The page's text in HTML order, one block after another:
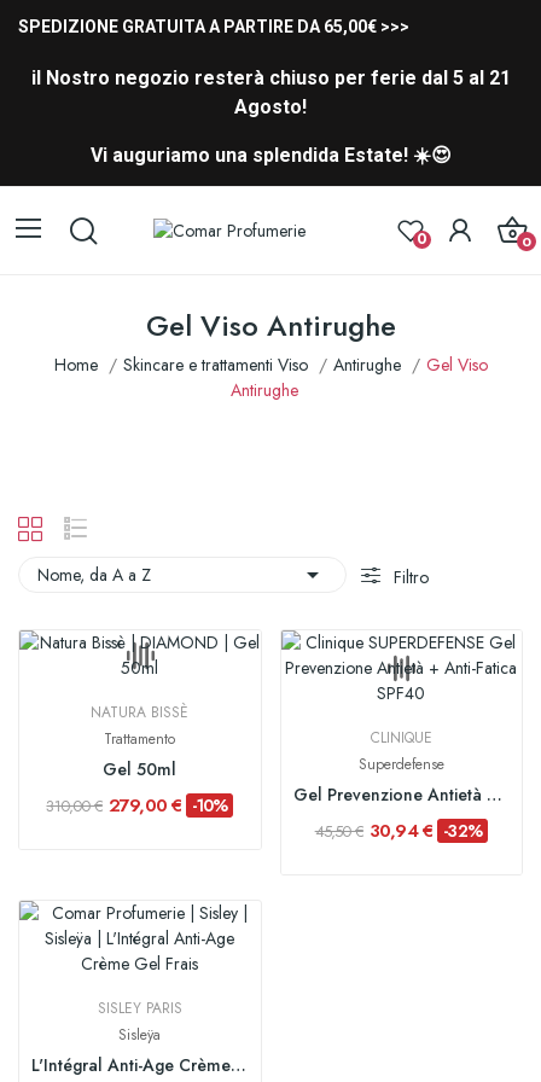
SPEDIZIONE GRATUITA A PARTIRE DA 65,00€ >>>
il Nostro negozio resterà chiuso per ferie dal 5 al 21
Agosto!
Vi auguriamo una splendida Estate! ☀️😍
0 0
Gel Viso Antirughe
Home Skincare e trattamenti Viso Antirughe
Gel Viso
Antirughe
Nome, da A a Z  Filtro
NATURA BISSÈ
Trattamento
Gel 50ml
310,00 € 279,00 € -10%
CLINIQUE
Superdefense
Gel Prevenzione Antietà + Anti-Fatica SPF40
45,50 € 30,94 € -32%
SISLEY PARIS
Sisleÿa
L'Intégral Anti-Age Crème Gel Frais